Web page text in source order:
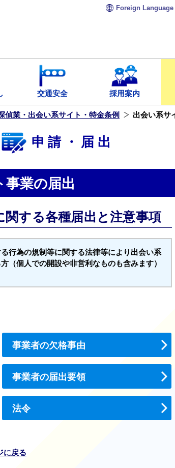
Foreign Language
交通安全 採用案内
偵業・出会い系サイト・特金条例 出会い系サ
申請・届出
事業の届出
する各種届出と注意事項
行為の規制等に関する法律等により出会い系
（個人での開設や非営利なものも含みます）
事業者の欠格事由
事業者の届出要領
法令
に戻る